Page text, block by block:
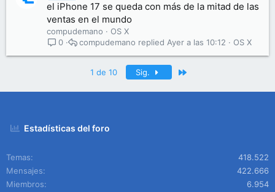
el iPhone 17 se queda con más de la mitad de las
ventas en el mundo
compudemano
OS X
0
OS X
Ayer a las 10:12
compudemano
1 de 10 Sig.
Estadísticas del foro
Temas
418.522
Mensajes
422.666
Miembros
6.954